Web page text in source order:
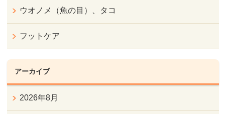
ウオノメ（魚の目）、タコ
フットケア
アーカイブ
2026年8月